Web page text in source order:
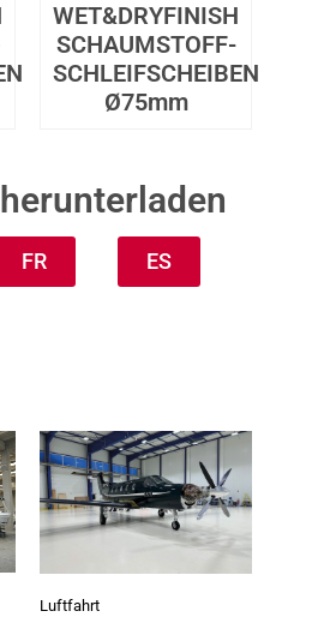
WET&DRYFINISH
SCHAUMSTOFF-
SCHLEIFSCHEIBEN
Ø75mm
FR ES
Luftfahrt